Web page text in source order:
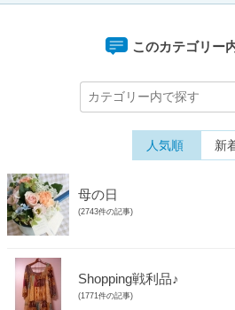
このカテゴリー
人気順 新
母の日
(2743件の記事)
Shopping戦利品♪
(1771件の記事)